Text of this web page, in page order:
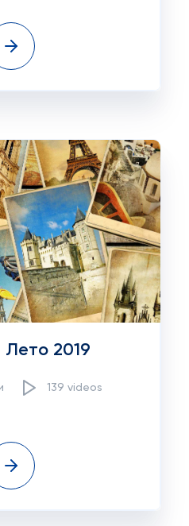
Лето 2019
139 videos